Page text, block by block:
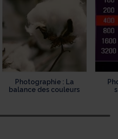
Photographie : La
balance des couleurs